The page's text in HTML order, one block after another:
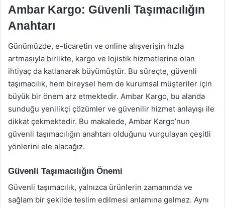
Ambar Kargo: Güvenli Taşımacılığın
Anahtarı
Günümüzde, e-ticaretin ve online alışverişin hızla
artmasıyla birlikte, kargo ve lojistik hizmetlerine olan
ihtiyaç da katlanarak büyümüştür. Bu süreçte, güvenli
taşımacılık, hem bireysel hem de kurumsal müşteriler için
büyük bir önem arz etmektedir. Ambar Kargo, bu alanda
sunduğu yenilikçi çözümler ve güvenilir hizmet anlayışı ile
dikkat çekmektedir. Bu makalede, Ambar Kargo’nun
güvenli taşımacılığın anahtarı olduğunu vurgulayan çeşitli
yönlerini ele alacağız.
Güvenli Taşımacılığın Önemi
Güvenli taşımacılık, yalnızca ürünlerin zamanında ve
sağlam bir şekilde teslim edilmesi anlamına gelmez. Aynı